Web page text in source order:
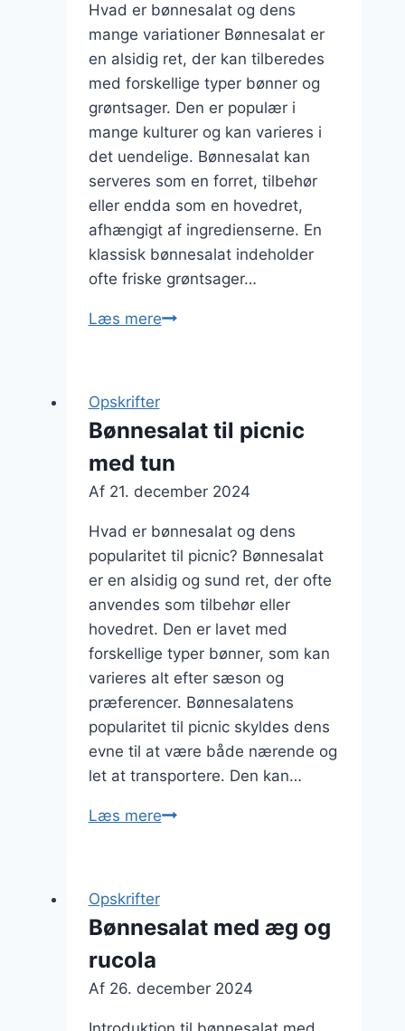
Hvad er bønnesalat og dens
mange variationer Bønnesalat er
en alsidig ret, der kan tilberedes
med forskellige typer bønner og
grøntsager. Den er populær i
mange kulturer og kan varieres i
det uendelige. Bønnesalat kan
serveres som en forret, tilbehør
eller endda som en hovedret,
afhængigt af ingredienserne. En
klassisk bønnesalat indeholder
ofte friske grøntsager…
Læs mereBønnesalat
Opskrifter
Bønnesalat til picnic
med tun
Af 21. december 2024
Hvad er bønnesalat og dens
popularitet til picnic? Bønnesalat
er en alsidig og sund ret, der ofte
anvendes som tilbehør eller
hovedret. Den er lavet med
forskellige typer bønner, som kan
varieres alt efter sæson og
præferencer. Bønnesalatens
popularitet til picnic skyldes dens
evne til at være både nærende og
let at transportere. Den kan…
Læs mereBønnesalat
Opskrifter
Bønnesalat med æg og
rucola
Af 26. december 2024